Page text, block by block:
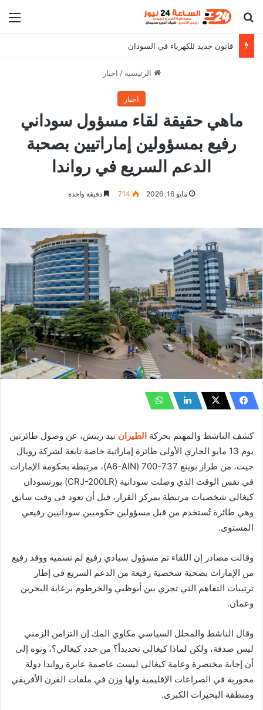
بحث عن
قانون جديد للكهرباء في السودان
الرئيسية / اخبار
اخبار
ماهي حقيقة لقاء مسؤول سوداني
رفيع بمسؤولين إماراتيين بصحبة
الدعم السريع في رواندا
مايو 16, 2026 714 دقيقة واحدة
كشف الناشط والمهتم بحركة الطيران تيد ريتش، عن وصول طائرتين
يوم 13 مايو الجاري الأولى طائرة إماراتية خاصة تابعة لشركة رويال
جيت، من طراز بوينغ 737-700 (A6-AIN)، مرتبطة بحكومة الإمارات
في نفس الوقت الذي وصلت سودانية (CRJ-200LR) بورتسودان
كيغالي شخصيات مرتبطة بمركز القرار، قبل أن تعود في وقت سابق
وهي طائرة تُستخدم من قبل مسؤولين حكوميين سودانيين رفيعي
المستوى.
وقالت مصادر إن اللقاء تم مسؤول سيادي رفيع لم تسميه ووفد رفيع
من الإمارات بصحبة شخصية رفيعة من الدعم السريع في إطار
ترتيبات التفاهم التي تجري بين أبوظبي والخرطوم برعاية البحرين
وعمان.
وقال الناشط والمحلل السياسي مكاوي المك إن التزامن الزمني
ليس صدفة، ولكن لماذا كيغالي تحديداً؟ من حدد كيغالي؟، ونوه إلى
أن إجابة مختصرة وعامة كيغالي ليست عاصمة عابرة رواندا دولة
محورية في الصراعات الإقليمية ولها وزن في ملفات القرن الأفريقي
ومنطقة البحيرات الكبرى.